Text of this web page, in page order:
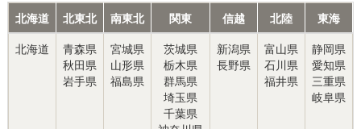
北海道
北東北 南東北 関東 信越 北陸
東海
北海道
青森県
秋田県
岩手県
宮城県
山形県
福島県
茨城県
栃木県
群馬県
埼玉県
千葉県
新潟県
長野県
富山県
石川県
福井県
静岡県
愛知県
三重県
岐阜県